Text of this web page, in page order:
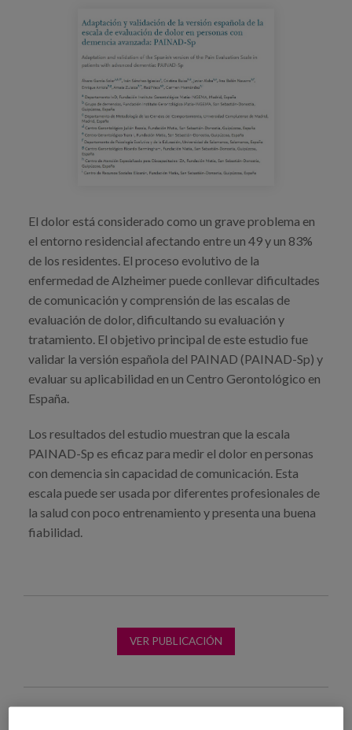
Trabaja con nosotros
Canal de denuncias
El dolor está considerado como un grave problema en
el entorno residencial afectando entre un 49 y un 83%
de los residentes. El proceso evolutivo de la
enfermedad de Alzheimer puede conllevar dificultades
de comunicación y comprensión de las escalas de
evaluación de dolor, dificultando su evaluación y
tratamiento. El objetivo principal de este estudio fue
validar la versión española del PAINAD (PAINAD-Sp) y
evaluar su aplicabilidad en un Centro Gerontológico en
España.
Los resultados del estudio muestran que la escala
PAINAD-Sp es eficaz para medir el dolor en personas
con demencia sin capacidad de comunicación. Esta
escala puede ser usada por diferentes profesionales de
la salud con poco entrenamiento y presenta una buena
fiabilidad.
VER PUBLICACIÓN